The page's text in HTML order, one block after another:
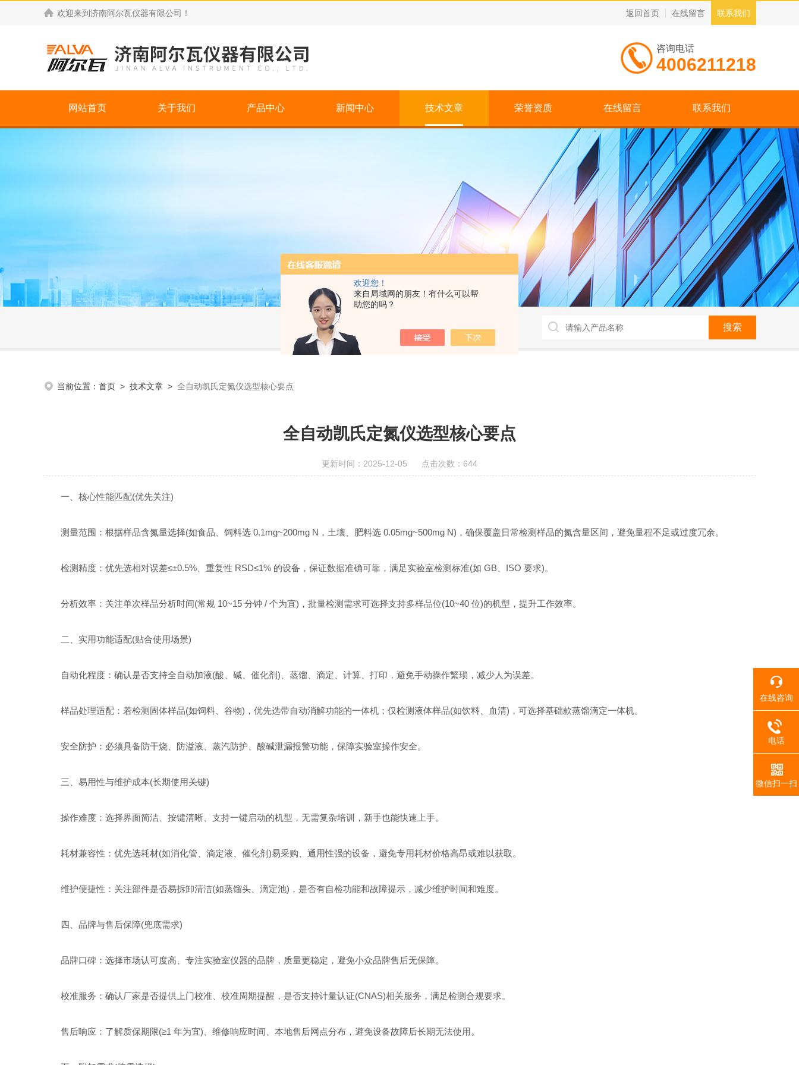
欢迎您！
来自局域网的朋友！有什么可以帮
助您的吗？
欢迎来到 济南阿尔瓦仪器有限公司 ！ 返回首页 在线留言 联系我们
咨询电话
4006211218
网站首页 关于我们 产品中心 新闻中心 技术文章 荣誉资质 在线留言 联系我们
当前位置： 首页 > 技术文章 > 全自动凯氏定氮仪选型核心要点
全自动凯氏定氮仪选型核心要点
更新时间：2025-12-05 点击次数：644
一、核心性能匹配(优先关注)
测量范围：根据样品含氮量选择(如食品、饲料选 0.1mg~200mg N，土壤、肥料选 0.05mg~500mg N)，确保覆盖日常检测样品的氮含量区间，避免量程不足或过度冗余。
检测精度：优先选相对误差≤±0.5%、重复性 RSD≤1% 的设备，保证数据准确可靠，满足实验室检测标准(如 GB、ISO 要求)。
分析效率：关注单次样品分析时间(常规 10~15 分钟 / 个为宜)，批量检测需求可选择支持多样品位(10~40 位)的机型，提升工作效率。
二、实用功能适配(贴合使用场景)
自动化程度：确认是否支持全自动加液(酸、碱、催化剂)、蒸馏、滴定、计算、打印，避免手动操作繁琐，减少人为误差。
样品处理适配：若检测固体样品(如饲料、谷物)，优先选带自动消解功能的一体机；仅检测液体样品(如饮料、血清)，可选择基础款蒸馏滴定一体机。
安全防护：必须具备防干烧、防溢液、蒸汽防护、酸碱泄漏报警功能，保障实验室操作安全。
三、易用性与维护成本(长期使用关键)
操作难度：选择界面简洁、按键清晰、支持一键启动的机型，无需复杂培训，新手也能快速上手。
耗材兼容性：优先选耗材(如消化管、滴定液、催化剂)易采购、通用性强的设备，避免专用耗材价格高昂或难以获取。
维护便捷性：关注部件是否易拆卸清洁(如蒸馏头、滴定池)，是否有自检功能和故障提示，减少维护时间和难度。
四、品牌与售后保障(兜底需求)
品牌口碑：选择市场认可度高、专注实验室仪器的品牌，质量更稳定，避免小众品牌售后无保障。
校准服务：确认厂家是否提供上门校准、校准周期提醒，是否支持计量认证(CNAS)相关服务，满足检测合规要求。
售后响应：了解质保期限(≥1 年为宜)、维修响应时间、本地售后网点分布，避免设备故障后长期无法使用。
在线咨询
电话
微信扫一扫